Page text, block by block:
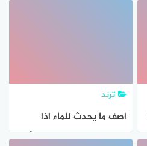
ترند
اصف ما يحدث للماء اذا
انسكب علي الارض علوم أول